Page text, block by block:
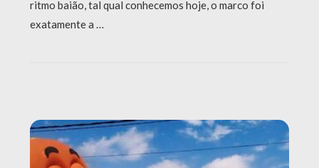
ritmo baião, tal qual conhecemos hoje, o marco foi
exatamente a …